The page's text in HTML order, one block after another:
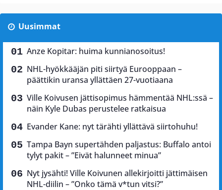
Uusimmat
Anze Kopitar: huima kunnianosoitus!
NHL-hyökkääjän piti siirtyä Eurooppaan –
päättikin uransa yllättäen 27-vuotiaana
Ville Koivusen jättisopimus hämmentää NHL:ssä –
näin Kyle Dubas perustelee ratkaisua
Evander Kane: nyt tärähti yllättävä siirtohuhu!
Tampa Bayn supertähden paljastus: Buffalo antoi
tylyt pakit – ”Eivät halunneet minua”
Nyt jysähti! Ville Koivunen allekirjoitti jättimäisen
NHL-diilin – ”Onko tämä v*tun vitsi?”